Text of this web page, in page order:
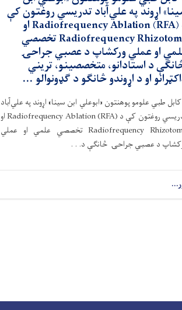
اړوند په علي‌آباد تدريسي روغتون کې
د Radiofrequency Ablation (RFA) او
Radiofrequency Rhizotomy تخصصي
او عملي ورکشاپ د عصبي جراحۍ
د استادانو، متخصصينو، تريني
او د اړوندو څانګو د ګډونوالو ...
طبي علومو پوهنتون «ابوعلي ابن سينا» اړوند په علي‌آباد
تدريسي روغتون کې د Radiofrequency Ablation (RFA) او
Radiofrequency Rhizotomy تخصصي علمي او عملي
د عصبي جراحۍ څانګې د. . .